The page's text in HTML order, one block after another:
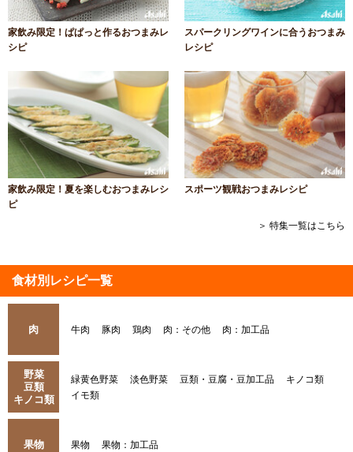
家飲み限定！ぱぱっと作るおつまみレ
シピ
スパークリングワインに合うおつまみ
レシピ
家飲み限定！夏を楽しむおつまみレシ
ピ
スポーツ観戦おつまみレシピ
＞ 特集一覧はこちら
食材別レシピ一覧
肉 牛肉 豚肉 鶏肉 肉：その他 肉：加工品
野菜
豆類
キノコ類
緑黄色野菜 淡色野菜 豆類・豆腐・豆加工品
キノコ類
イモ類
果物 果物 果物：加工品